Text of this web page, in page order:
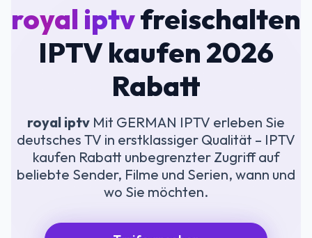
royal iptvfreischalten
IPTV kaufen 2026
Rabatt
royal iptv Mit GERMAN IPTV erleben Sie
deutsches TV in erstklassiger Qualität – IPTV
kaufen Rabatt unbegrenzter Zugriff auf
beliebte Sender, Filme und Serien, wann und
wo Sie möchten.